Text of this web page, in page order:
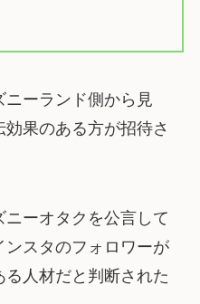
ニーランド側から見
果のある方が招待さ
ーオタクを公言して
スタのフォロワーが
人材だと判断された